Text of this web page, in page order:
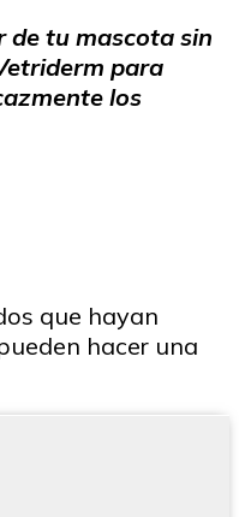
de tu mascota sin
para
los
que hayan
hacer una